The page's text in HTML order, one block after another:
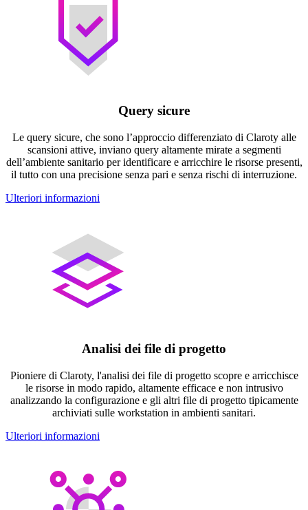
Query sicure
Le query sicure, che sono l’approccio differenziato di Claroty alle
scansioni attive, inviano query altamente mirate a segmenti
dell’ambiente sanitario per identificare e arricchire le risorse presenti,
il tutto con una precisione senza pari e senza rischi di interruzione.
Ulteriori informazioni
Analisi dei file di progetto
Pioniere di Claroty, l'analisi dei file di progetto scopre e arricchisce
le risorse in modo rapido, altamente efficace e non intrusivo
analizzando la configurazione e gli altri file di progetto tipicamente
archiviati sulle workstation in ambienti sanitari.
Ulteriori informazioni